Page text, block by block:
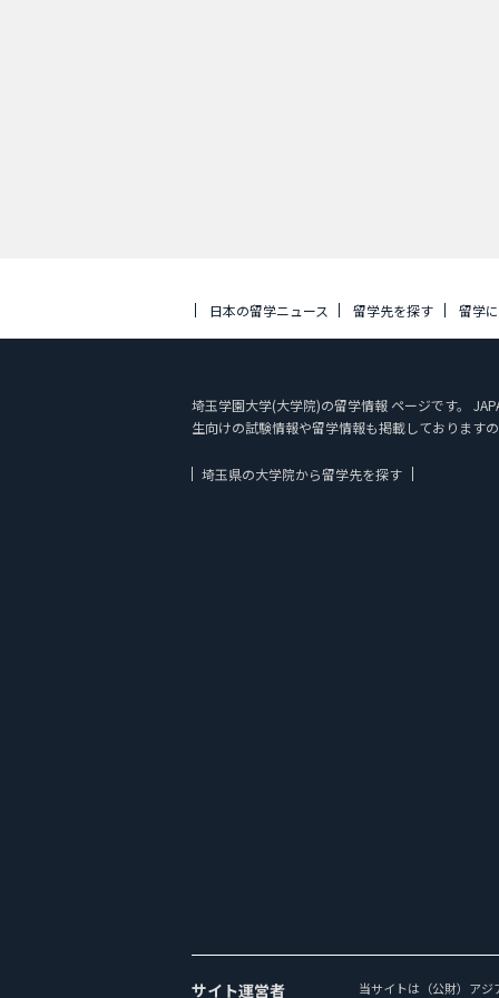
日本の留学ニュース 留学先を探す 留学
埼玉学園大学(大学院)の留学情報 ページです。
生向けの試験情報や留学情報も掲載しております
埼玉県の大学院から留学先を探す
サイト運営者 当サイトは（公財）アジ